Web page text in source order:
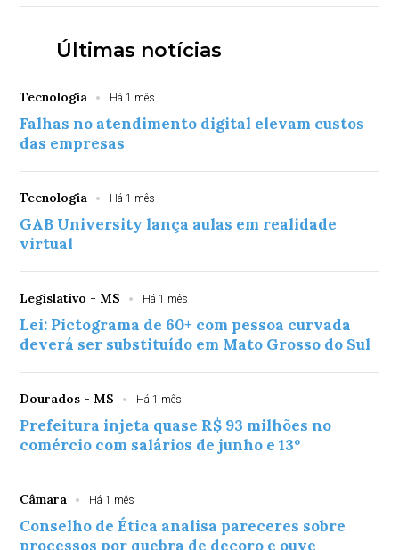
Últimas notícias
Tecnologia Há 1 mês
Falhas no atendimento digital elevam custos
das empresas
Tecnologia Há 1 mês
GAB University lança aulas em realidade
virtual
Legislativo - MS Há 1 mês
Lei: Pictograma de 60+ com pessoa curvada
deverá ser substituído em Mato Grosso do Sul
Dourados - MS Há 1 mês
Prefeitura injeta quase R$ 93 milhões no
comércio com salários de junho e 13º
Câmara Há 1 mês
Conselho de Ética analisa pareceres sobre
processos por quebra de decoro e ouve